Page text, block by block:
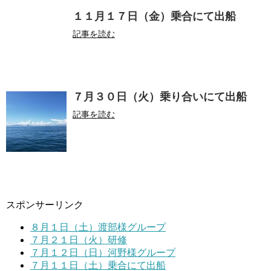
１１月１７日（金）乗合にて出船
記事を読む
７月３０日（火）乗り合いにて出船
記事を読む
スポンサーリンク
８月１日（土）渡部様グループ
７月２１日（火）研修
７月１２日（日）河野様グループ
７月１１日（土）乗合にて出船